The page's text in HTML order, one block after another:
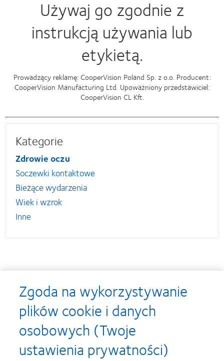
Używaj go zgodnie z
instrukcją używania lub
etykietą.
Prowadzący reklamę: CooperVision Poland Sp. z o.o. Producent:
CooperVision Manufacturing Ltd. Upoważniony przedstawiciel:
CooperVision CL Kft.
Kategorie
Zdrowie oczu
Soczewki kontaktowe
Bieżące wydarzenia
Wiek i wzrok
Inne
Nagrody
Learn
more
about
Soczewki
Learn
more
about
Contact
Zgoda na wykorzystywanie
plików cookie i danych
osobowych (Twoje
ustawienia prywatności)